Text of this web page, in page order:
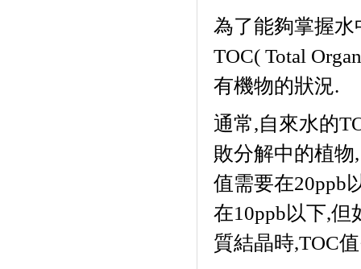
為了能夠掌握
TOC( Total
有機物的狀況.
通常,自來水的
敗分解中的植物,
值需要在20ppb
在10ppb以下,但
質結晶時,TOC